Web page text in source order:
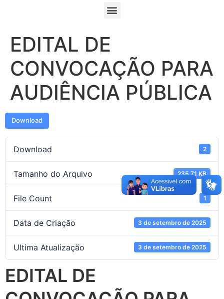
EDITAL DE
CONVOCAÇÃO PARA
AUDIÊNCIA PÚBLICA
Download
Download 2
Tamanho do Arquivo 235.71 KB
File Count 1
Data de Criação 3 de setembro de 2025
Ultima Atualização 3 de setembro de 2025
EDITAL DE